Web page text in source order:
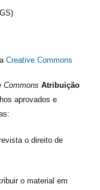
Creative Commons
Commons Atribuição
aprovados e
o direito de
o material em